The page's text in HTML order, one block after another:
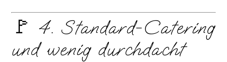
🚩 4. Standard-Catering
und wenig durchdacht